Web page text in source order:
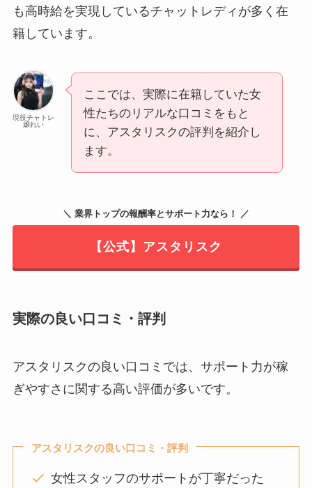
も高時給を実現しているチャットレディが多く在
籍しています。
現役チャトレ
嬢れい
ここでは、実際に在籍していた女
性たちのリアルな口コミをもと
に、アスタリスクの評判を紹介し
ます。
＼ 業界トップの報酬率とサポート力なら！ ／
【公式】アスタリスク
実際の良い口コミ・評判
アスタリスクの良い口コミでは、サポート力が稼
ぎやすさに関する高い評価が多いです。
アスタリスクの良い口コミ・評判
女性スタッフのサポートが丁寧だった